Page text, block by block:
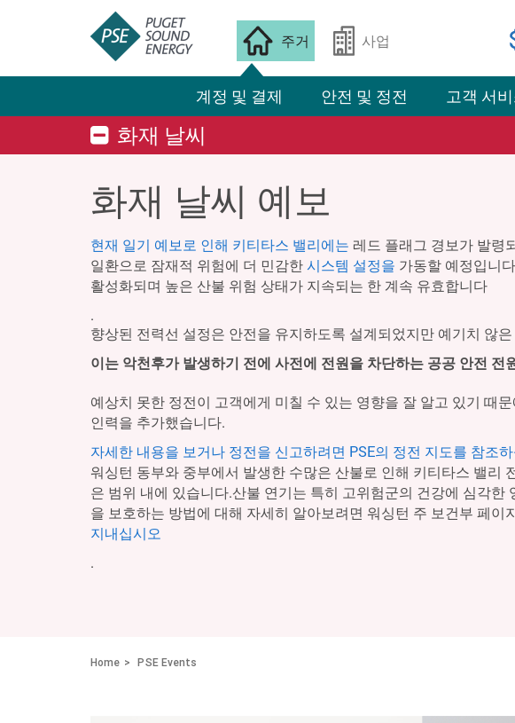
주거
계정 및 결제 안전 및 정전 고객 서
사업
화재 날씨
화재 날씨 예보
현재 일기 예보로 인해 키티타스 밸리에는 레드 플래그 경보가 발령
일환으로 잠재적 위험에 더 민감한시스템 설정을 가동할 예정입니
활성화되며 높은 산불 위험 상태가 지속되는 한 계속 유효합니다
.
향상된 전력선 설정은 안전을 유지하도록 설계되었지만 예기치 않
이는 악천후가 발생하기 전에 사전에 전원을 차단하는 공공 안전 전
예상치 못한 정전이 고객에게 미칠 수 있는 영향을 잘 알고 있기 때
인력을 추가했습니다.
자세한 내용을 보거나 정전을 신고하려면 PSE의 정전 지도를 참조
워싱턴 동부와 중부에서 발생한 수많은 산불로 인해 키티타스 밸리
은 범위 내에 있습니다.산불 연기는 특히 고위험군의 건강에 심각한
을 보호하는 방법에 대해 자세히 알아보려면 워싱턴 주 보건부 페이
지내십시오
.
Home PSE Events